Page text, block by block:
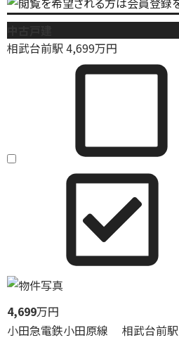
相武台前駅4,699万円
4,699万円
小田急電鉄小田原線 相武台前駅